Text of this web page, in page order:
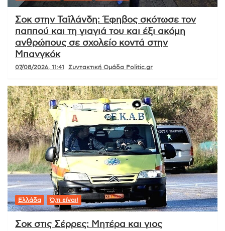
Σοκ στην Ταϊλάνδη: Έφηβος σκότωσε τον
παππού και τη γιαγιά του και έξι ακόμη
ανθρώπους σε σχολείο κοντά στην
Μπανγκόκ
07/08/2026, 11:41 Συντακτική Ομάδα Politic.gr
Ελλάδα Ό,τι είναι!
Σοκ στις Σέρρες: Μητέρα και γιος